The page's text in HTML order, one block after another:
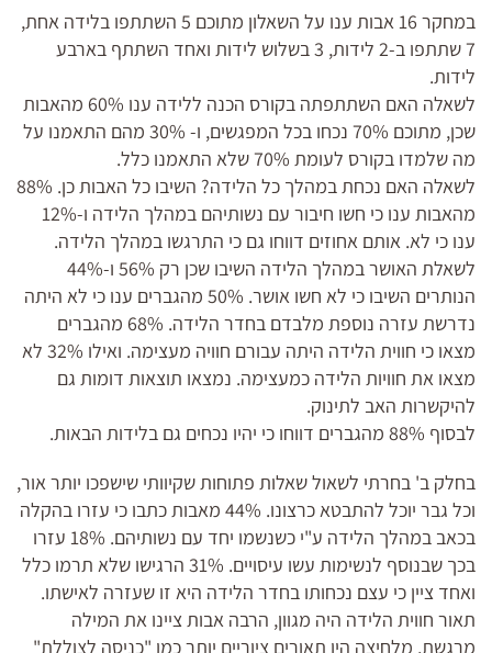
במחקר 16 אבות ענו על השאלון מתוכם 5 השתתפו בלידה אחת,
7 שתתפו ב-2 לידות, 3 בשלוש לידות ואחד השתתף בארבע
לידות.
לשאלה האם השתתפתה בקורס הכנה ללידה ענו 60% מהאבות
שכן, מתוכם 70% נכחו בכל המפגשים, ו- 30% מהם התאמנו על
מה שלמדו בקורס לעומת 70% שלא התאמנו כלל.
לשאלה האם נכחת במהלך כל הלידה? השיבו כל האבות כן. 88%
מהאבות ענו כי חשו חיבור עם נשותיהם במהלך הלידה ו-12%
ענו כי לא. אותם אחוזים דווחו גם כי התרגשו במהלך הלידה.
לשאלת האושר במהלך הלידה השיבו שכן רק 56% ו-44%
הנותרים השיבו כי לא חשו אושר. 50% מהגברים ענו כי לא היתה
נדרשת עזרה נוספת מלבדם בחדר הלידה. 68% מהגברים
מצאו כי חווית הלידה היתה עבורם חוויה מעצימה. ואילו 32% לא
מצאו את חוויות הלידה כמעצימה. נמצאו תוצאות דומות גם
להיקשרות האב לתינוק.
לבסוף 88% מהגברים דווחו כי יהיו נכחים גם בלידות הבאות.
בחלק ב' בחרתי לשאול שאלות פתוחות שקיוותי שישפכו יותר אור,
וכל גבר יוכל להתבטא כרצונו. 44% מאבות כתבו כי עזרו בהקלה
בכאב במהלך הלידה ע"י כשנשמו יחד עם נשותיהם. 18% עזרו
בכך שבנוסף לנשימות עשו עיסויים. 31% הרגישו שלא תרמו כלל
ואחד ציין כי עצם נכחותו בחדר הלידה היא זו שעזרה לאישתו.
תאור חווית הלידה היה מגוון, הרבה אבות ציינו את המילה
מרגשת, מלחיצה היו תאורים ציוריים יותר כמו "כניסה לצוללת"